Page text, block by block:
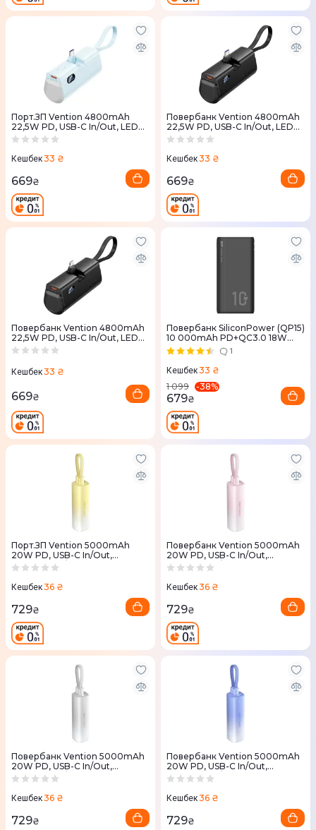
Порт.ЗП Vention 4800mAh
22,5W PD, USB-C In/Out, LED
display, with built-in USB-C cable
Кешбек33 ₴
669₴
Повербанк Vention 4800mAh
22,5W PD, USB-C In/Out, LED
display, with built-in USB-C cable
Кешбек33 ₴
669₴
Повербанк Vention 4800mAh
22,5W PD, USB-C In/Out, LED
display, with built-in Lightning
Кешбек33 ₴
669₴
Повербанк SiliconPower (QP15)
10 000mAh PD+QC3.0 18W
чорний
1
Кешбек33 ₴
1 099
-38%
679₴
Порт.ЗП Vention 5000mAh
20W PD, USB-C In/Out,
Lightning In/Out, with cable,
Кешбек36 ₴
729₴
Повербанк Vention 5000mAh
20W PD, USB-C In/Out,
Lightning In/Out, with cable,
Кешбек36 ₴
729₴
Повербанк Vention 5000mAh
20W PD, USB-C In/Out,
Lightning In/Out, with cable,
Кешбек36 ₴
729₴
Повербанк Vention 5000mAh
20W PD, USB-C In/Out,
Lightning In/Out, with cable,
Кешбек36 ₴
729₴